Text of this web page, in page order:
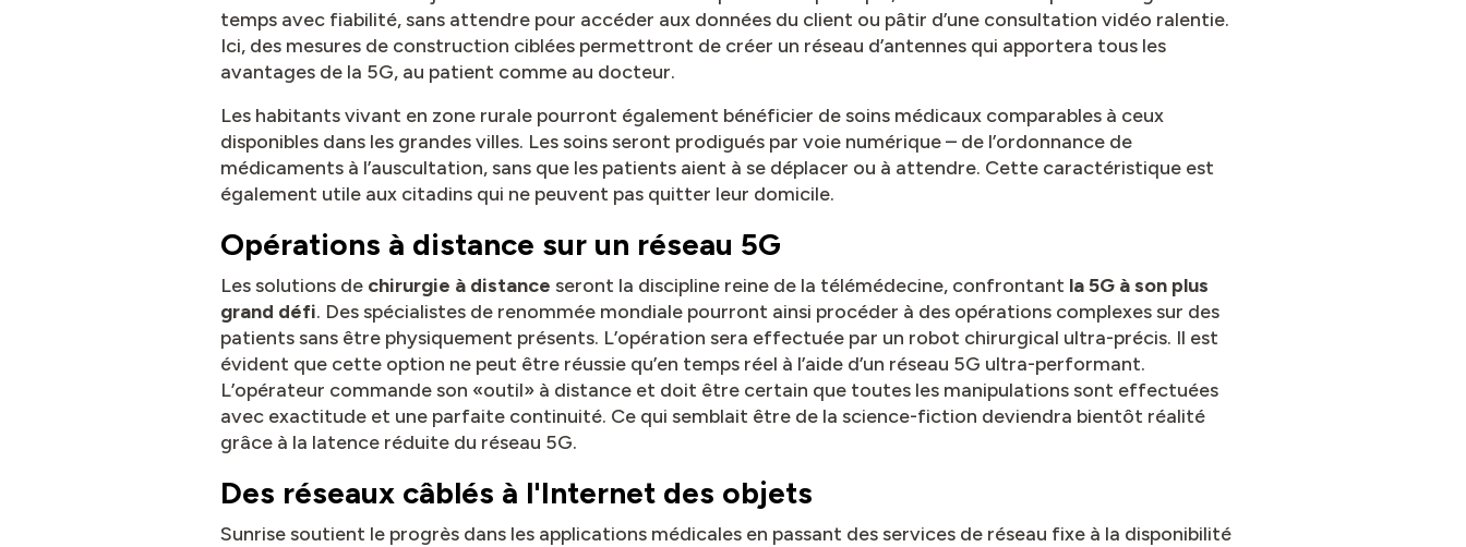
temps avec fiabilité, sans attendre pour accéder aux données du client ou pâtir d’une consultation vidéo ralentie.
Ici, des mesures de construction ciblées permettront de créer un réseau d’antennes qui apportera tous les
avantages de la 5G, au patient comme au docteur.
Les habitants vivant en zone rurale pourront également bénéficier de soins médicaux comparables à ceux
disponibles dans les grandes villes. Les soins seront prodigués par voie numérique – de l’ordonnance de
médicaments à l’auscultation, sans que les patients aient à se déplacer ou à attendre. Cette caractéristique est
également utile aux citadins qui ne peuvent pas quitter leur domicile.
Opérations à distance sur un réseau 5G
Les solutions de chirurgie à distance seront la discipline reine de la télémédecine, confrontant la 5G à son plus
grand défi. Des spécialistes de renommée mondiale pourront ainsi procéder à des opérations complexes sur des
patients sans être physiquement présents. L’opération sera effectuée par un robot chirurgical ultra-précis. Il est
évident que cette option ne peut être réussie qu’en temps réel à l’aide d’un réseau 5G ultra-performant.
L’opérateur commande son «outil» à distance et doit être certain que toutes les manipulations sont effectuées
avec exactitude et une parfaite continuité. Ce qui semblait être de la science-fiction deviendra bientôt réalité
grâce à la latence réduite du réseau 5G.
Des réseaux câblés à l'Internet des objets
Sunrise soutient le progrès dans les applications médicales en passant des services de réseau fixe à la disponibilité